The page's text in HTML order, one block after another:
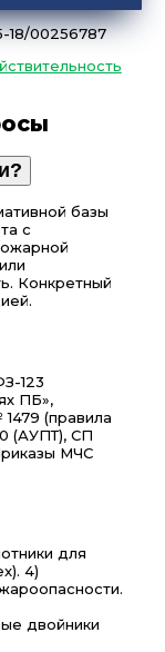
18/00256787
базы
с
Конкретный
123
ПБ»,
(правила
(АУПТ), СП
МЧС
для
4)
двойники